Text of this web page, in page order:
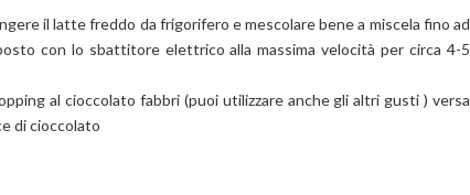
il latte freddo da frigorifero e mescolare bene a miscela fino ad
con lo sbattitore elettrico alla massima velocità per circa 4-5
al cioccolato fabbri (puoi utilizzare anche gli altri gusti ) versa
di cioccolato